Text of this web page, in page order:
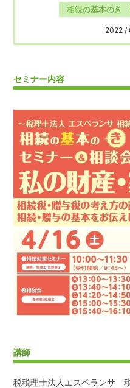
相続の基本のき
2022 /
セミナー内容
講師
税税理士法人エスペランサ